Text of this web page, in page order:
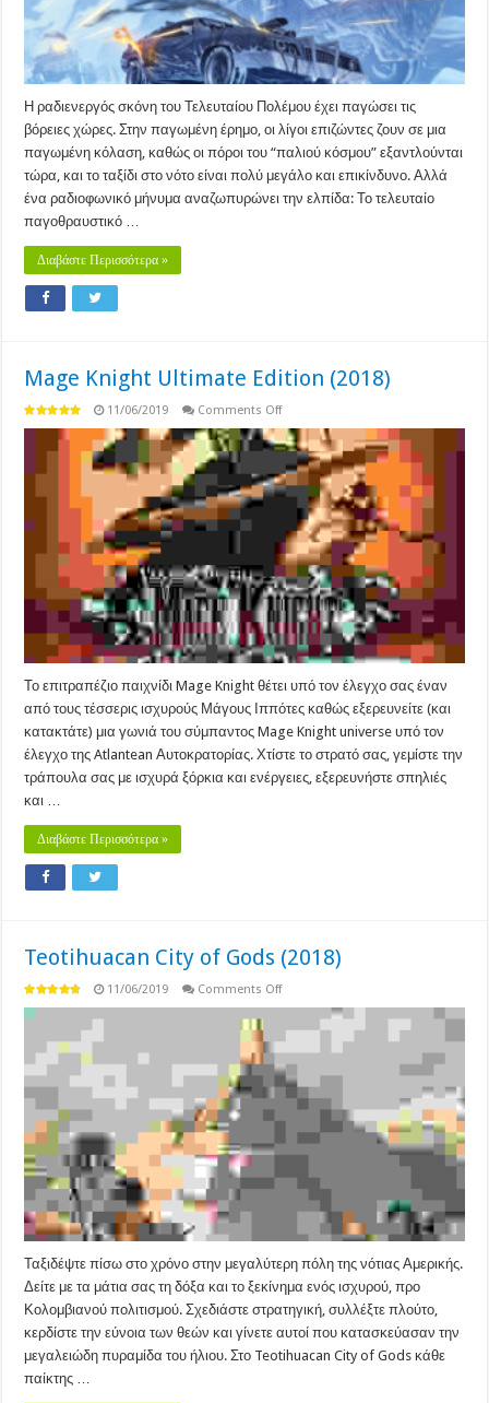
Η ραδιενεργός σκόνη του Τελευταίου Πολέμου έχει παγώσει τις
βόρειες χώρες. Στην παγωμένη έρημο, οι λίγοι επιζώντες ζουν σε μια
παγωμένη κόλαση, καθώς οι πόροι του “παλιού κόσμου” εξαντλούνται
τώρα, και το ταξίδι στο νότο είναι πολύ μεγάλο και επικίνδυνο. Αλλά
ένα ραδιοφωνικό μήνυμα αναζωπυρώνει την ελπίδα: Το τελευταίο
παγοθραυστικό …
Διαβάστε Περισσότερα »
Mage Knight Ultimate Edition (2018)
11/06/2019 Comments Offon
Knight
Ultimate
Edition
(2018)
Το επιτραπέζιο παιχνίδι Mage Knight θέτει υπό τον έλεγχο σας έναν
από τους τέσσερις ισχυρούς Μάγους Ιππότες καθώς εξερευνείτε (και
κατακτάτε) μια γωνιά του σύμπαντος Mage Knight universe υπό τον
έλεγχο της Atlantean Αυτοκρατορίας. Χτίστε το στρατό σας, γεμίστε την
τράπουλα σας με ισχυρά ξόρκια και ενέργειες, εξερευνήστε σπηλιές
και …
Διαβάστε Περισσότερα »
Teotihuacan City of Gods (2018)
11/06/2019 Comments Offon
of
Gods
Ταξιδέψτε πίσω στο χρόνο στην μεγαλύτερη πόλη της νότιας Αμερικής.
Δείτε με τα μάτια σας τη δόξα και το ξεκίνημα ενός ισχυρού, προ
Κολομβιανού πολιτισμού. Σχεδιάστε στρατηγική, συλλέξτε πλούτο,
κερδίστε την εύνοια των θεών και γίνετε αυτοί που κατασκεύασαν την
μεγαλειώδη πυραμίδα του ήλιου. Στο Teotihuacan City of Gods κάθε
παίκτης …